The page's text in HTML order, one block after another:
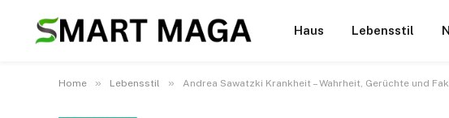
Haus Lebensstil
Home » Lebensstil » Andrea Sawatzki Krankheit – Wahrheit, Gerüchte und